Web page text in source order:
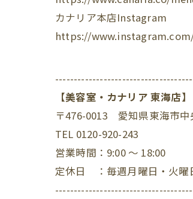
カナリア本店Instagram
https://
【美容室・カナリア 東海店】
〒476-0013 愛知県東海市中
TEL 0120-920-243
営業時間：9:00 ～ 18:00
定休日 ：毎週月曜日・火曜